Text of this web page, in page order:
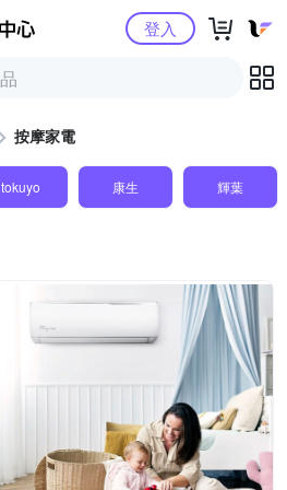
Yahoo購物中心登入
按摩家電
tokuyo 康生 輝葉